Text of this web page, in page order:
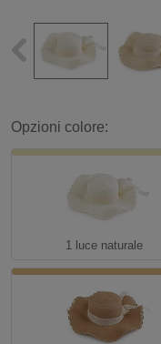
Opzioni colore:
1 luce naturale